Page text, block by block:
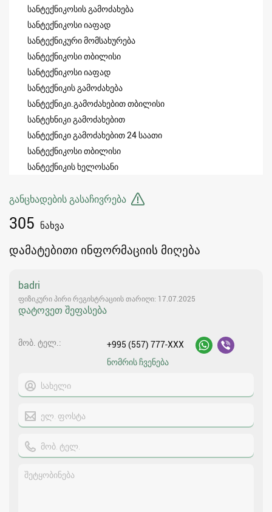
სანტექნიკოსის გამოძახება
სანტექნიკოსი იაფად
სანტექნიკური მომსახურება
სანტექნიკოსი თბილისი
სანტექნიკოსი იაფად
სანტექნიკის გამოძახება
სანტექნიკი.გამოძახებით თბილისი
სანტეხნიკი გამოძახებით
სანტექნიკი გამოძახებით 24 საათი
სანტექნიკოსი თბილისი
სანტექნიკის ხელოსანი
განცხადების გასაჩივრება
305 ნახვა
დამატებითი ინფორმაციის მიღება
badri
ფიზიკური პირი რეგისტრაციის თარიღი: 17.07.2025
დატოვეთ შეფასება
მობ. ტელ.
+995 (557) 777-XXX
ნომრის ჩვენება